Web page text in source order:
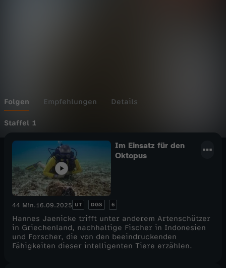
i
k
e
i
m
E
Folgen Empfehlungen Details
Staffel 1
Im Einsatz für den
Oktopus
44 Min.16.09.2025 UT DGS 6
Hannes Jaenicke trifft unter anderem Artenschützer
in Griechenland, nachhaltige Fischer in Indonesien
und Forscher, die von den beeindruckenden
Fähigkeiten dieser intelligenten Tiere erzählen.